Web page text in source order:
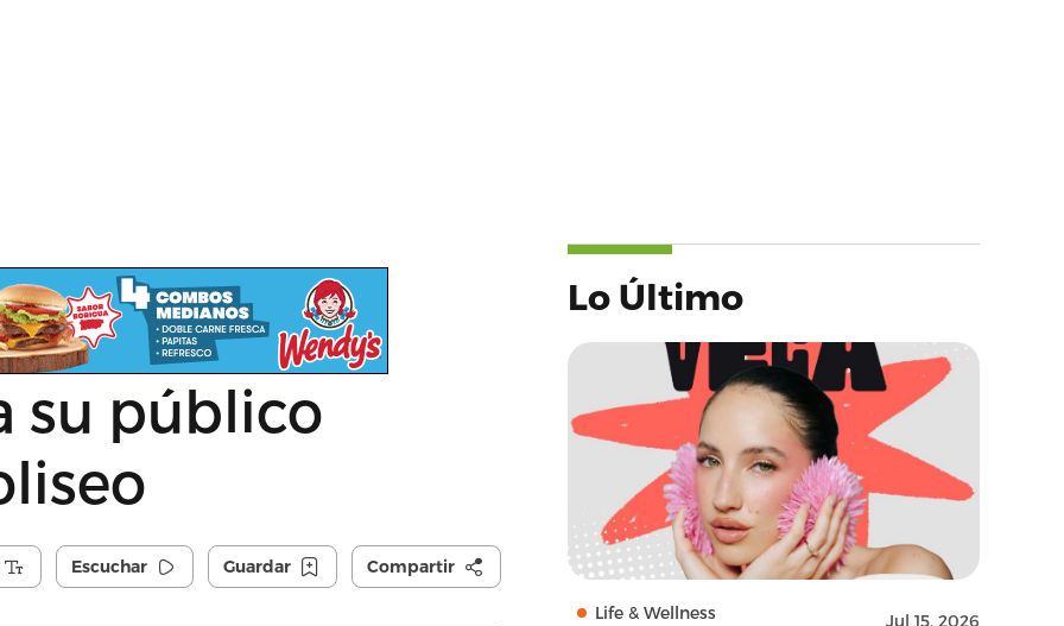
su público
Escuchar Guardar Compartir
Lo Último
Life & Wellness Jul 15, 2026